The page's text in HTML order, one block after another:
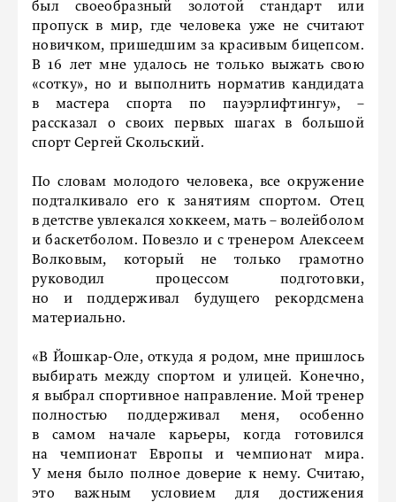
был своеобразный золотой стандарт или
пропуск в мир, где человека уже не считают
новичком, пришедшим за красивым бицепсом.
В 16 лет мне удалось не только выжать свою
«сотку», но и выполнить норматив кандидата
в мастера спорта по пауэрлифтингу», –
рассказал о своих первых шагах в большой
спорт Сергей Скольский.
По словам молодого человека, все окружение
подталкивало его к занятиям спортом. Отец
в детстве увлекался хоккеем, мать – волейболом
и баскетболом. Повезло и с тренером Алексеем
Волковым, который не только грамотно
руководил процессом подготовки,
но и поддерживал будущего рекордсмена
материально.
«В Йошкар-Оле, откуда я родом, мне пришлось
выбирать между спортом и улицей. Конечно,
я выбрал спортивное направление. Мой тренер
полностью поддерживал меня, особенно
в самом начале карьеры, когда готовился
на чемпионат Европы и чемпионат мира.
У меня было полное доверие к нему. Считаю,
это важным условием для достижения